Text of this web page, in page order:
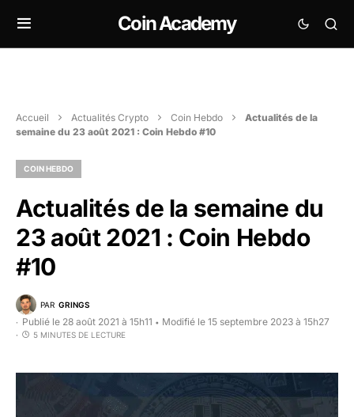
Coin Academy
Accueil Actualités Crypto Coin Hebdo
Actualités de la
semaine du 23 août 2021 : Coin Hebdo #10
COIN HEBDO
Actualités de la semaine du
23 août 2021 : Coin Hebdo
#10
PAR GRINGS
Publié le 28 août 2021 à 15h11 • Modifié le 15 septembre 2023 à 15h27
5 MINUTES DE LECTURE